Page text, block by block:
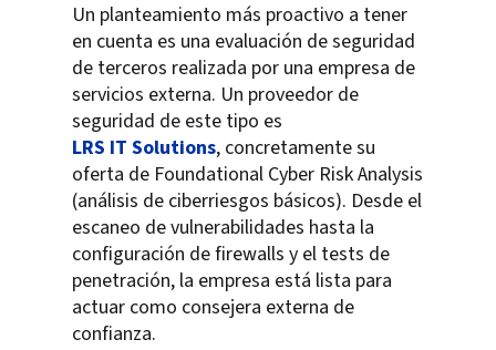
Un planteamiento más proactivo a tener
en cuenta es una evaluación de seguridad
de terceros realizada por una empresa de
servicios externa. Un proveedor de
seguridad de este tipo es
LRS IT Solutions, concretamente su
oferta de Foundational Cyber Risk Analysis
(análisis de ciberriesgos básicos). Desde el
escaneo de vulnerabilidades hasta la
configuración de firewalls y el tests de
penetración, la empresa está lista para
actuar como consejera externa de
confianza.